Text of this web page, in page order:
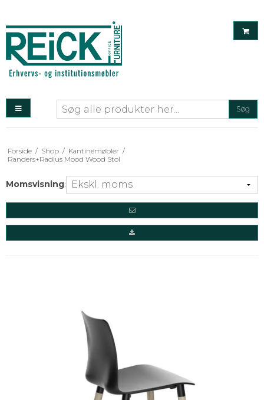
Søg
Forside / Shop / Kantinemøbler /
Randers+Radius Mood Wood Stol
Momsvisning: